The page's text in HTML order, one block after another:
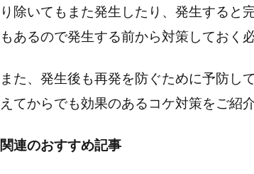
り除いてもまた発生したり、発生すると
もあるので発生する前から対策しておく
また、発生後も再発を防ぐために予防し
えてからでも効果のあるコケ対策をご紹介
関連のおすすめ記事